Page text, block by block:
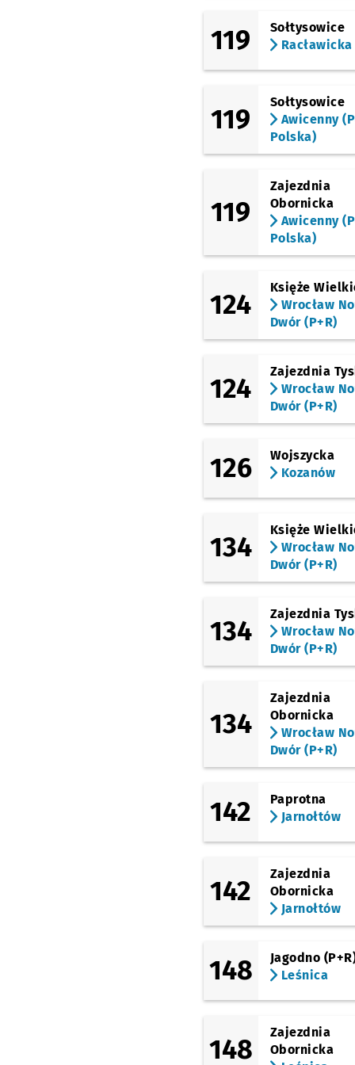
Babimojska
(TAT)
Nowodworska
(TAT)
Strzegomska
(Krzyżówka)
Rogowska (P+R)
(Mińska)
Mińska (Rondo Rotm.
Tyrmanda
(Mińska)
Przystanek
Muchobór Wielki
(Stanisławowska)
Stanisławowska (W.k.
Formaty)
(Ibn Siny Awicenny)
Awicenny (Stacja
Kolejowa) NŻPrzystanek
(Ibn Siny Awicenny)
Chachaja
(Wiejska)
(Solskiego)
Wiejska
(Solskiego)
(Grabiszyńska)
Oporów
119
Sołtysowice
Racławicka
119
Sołtysowice
Awicenny
Polska)
119
Zajezdnia
Obornicka
Awicenny
Polska)
124
Księże
Wrocław
Dwór (P+R)
124
Zajezdnia
Wrocław
Dwór (P+R)
126
Wojszycka
Kozanów
134
Księże
Wrocław
Dwór (P+R)
134
Zajezdnia
Wrocław
Dwór (P+R)
134
Zajezdnia
Obornicka
Wrocław
Dwór (P+R)
142
Paprotna
Jarnołtów
142
Zajezdnia
Obornicka
Jarnołtów
148
Jagodno
Leśnica
148
Zajezdnia
Obornicka